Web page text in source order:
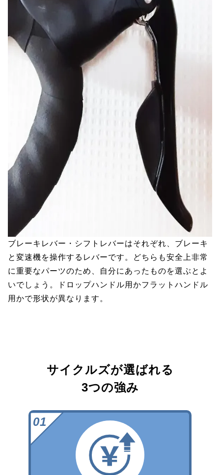
ブレーキレバー・シフトレバーはそれぞれ、ブレーキ
と変速機を操作するレバーです。どちらも安全上非常
に重要なパーツのため、自分にあったものを選ぶとよ
いでしょう。ドロップハンドル用かフラットハンドル
用かで形状が異なります。
サイクルズが選ばれる
3つの強み